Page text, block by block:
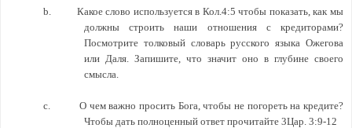
b.
Какое слово используется в Кол.4:5 чтобы показать, как мы
должны строить наши отношения с кредиторами?
Посмотрите толковый словарь русского языка Ожегова
или Даля. Запишите, что значит оно в глубине своего
смысла.
c.
О чем важно просить Бога, чтобы не погореть на кредите?
Чтобы дать полноценный ответ прочитайте 3Цар. 3:9-12